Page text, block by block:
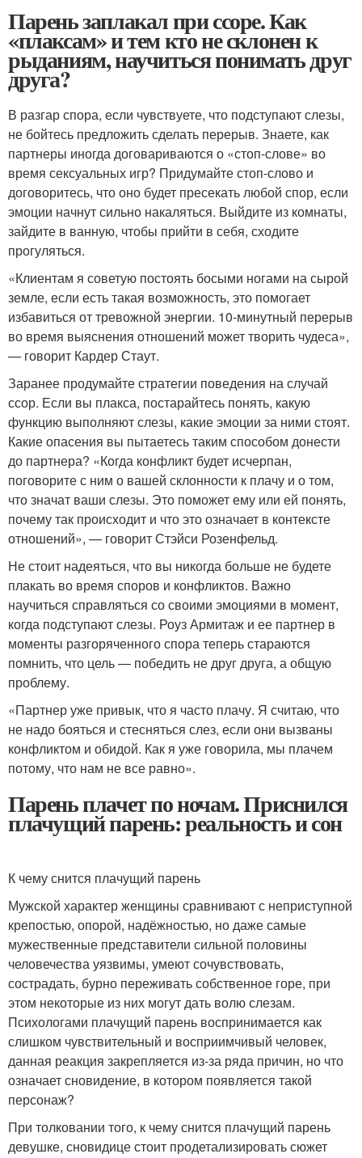
Парень заплакал при ссоре. Как
«плаксам» и тем кто не склонен к
рыданиям, научиться понимать друг
друга?
В разгар спора, если чувствуете, что подступают слезы,
не бойтесь предложить сделать перерыв. Знаете, как
партнеры иногда договариваются о «стоп-слове» во
время сексуальных игр? Придумайте стоп-слово и
договоритесь, что оно будет пресекать любой спор, если
эмоции начнут сильно накаляться. Выйдите из комнаты,
зайдите в ванную, чтобы прийти в себя, сходите
прогуляться.
«Клиентам я советую постоять босыми ногами на сырой
земле, если есть такая возможность, это помогает
избавиться от тревожной энергии. 10-минутный перерыв
во время выяснения отношений может творить чудеса»,
— говорит Кардер Стаут.
Заранее продумайте стратегии поведения на случай
ссор. Если вы плакса, постарайтесь понять, какую
функцию выполняют слезы, какие эмоции за ними стоят.
Какие опасения вы пытаетесь таким способом донести
до партнера? «Когда конфликт будет исчерпан,
поговорите с ним о вашей склонности к плачу и о том,
что значат ваши слезы. Это поможет ему или ей понять,
почему так происходит и что это означает в контексте
отношений», — говорит Стэйси Розенфельд.
Не стоит надеяться, что вы никогда больше не будете
плакать во время споров и конфликтов. Важно
научиться справляться со своими эмоциями в момент,
когда подступают слезы. Роуз Армитаж и ее партнер в
моменты разгоряченного спора теперь стараются
помнить, что цель — победить не друг друга, а общую
проблему.
«Партнер уже привык, что я часто плачу. Я считаю, что
не надо бояться и стесняться слез, если они вызваны
конфликтом и обидой. Как я уже говорила, мы плачем
потому, что нам не все равно».
Парень плачет по ночам. Приснился
плачущий парень: реальность и сон
К чему снится плачущий парень
Мужской характер женщины сравнивают с неприступной
крепостью, опорой, надёжностью, но даже самые
мужественные представители сильной половины
человечества уязвимы, умеют сочувствовать,
сострадать, бурно переживать собственное горе, при
этом некоторые из них могут дать волю слезам.
Психологами плачущий парень воспринимается как
слишком чувствительный и восприимчивый человек,
данная реакция закрепляется из-за ряда причин, но что
означает сновидение, в котором появляется такой
персонаж?
При толковании того, к чему снится плачущий парень
девушке, сновидице стоит продетализировать сюжет